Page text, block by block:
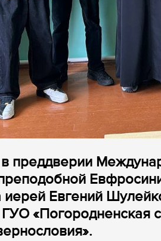
в преддверии
иерей Евгений
ГУО «Погородненская